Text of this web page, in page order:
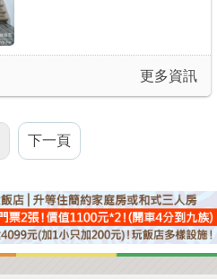
更多資訊
下一頁